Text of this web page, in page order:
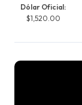
Dólar Oficial:
$1,520.00